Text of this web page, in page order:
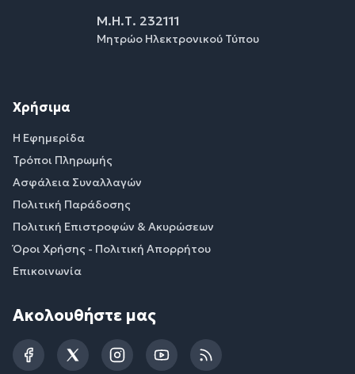
Μ.Η.Τ. 232111
Μητρώο Ηλεκτρονικού Τύπου
Χρήσιμα
Η Εφημερίδα
Τρόποι Πληρωμής
Ασφάλεια Συναλλαγών
Πολιτική Παράδοσης
Πολιτική Επιστροφών & Ακυρώσεων
Όροι Χρήσης - Πολιτική Απορρήτου
Επικοινωνία
Ακολουθήστε μας
FacebookTwitterInstagramYouTubeRSS